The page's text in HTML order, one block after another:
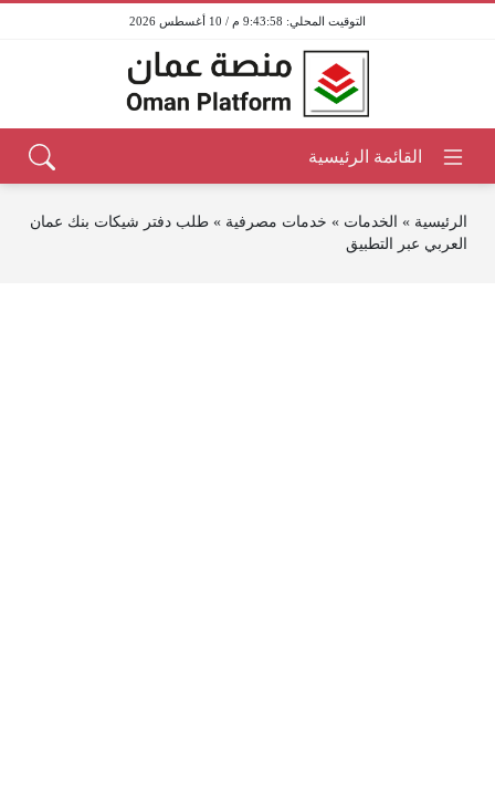
9:43:58 م / 10 أغسطس 2026
الرئيسية » الخدمات » خدمات مصرفية » طلب دفتر شيكات بنك عمان
العربي عبر التطبيق